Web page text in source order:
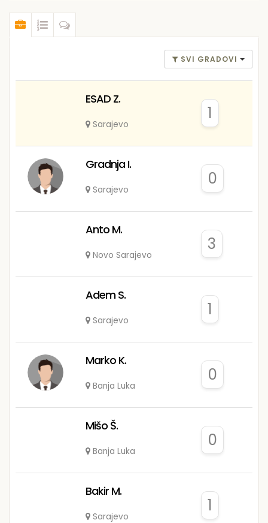
SVI GRADOVI
ESAD Z.
Sarajevo
1
Gradnja I.
Sarajevo
0
Anto M.
Novo Sarajevo
3
Adem S.
Sarajevo
1
Marko K.
Banja Luka
0
Mišo Š.
Banja Luka
0
Bakir M.
Sarajevo
1